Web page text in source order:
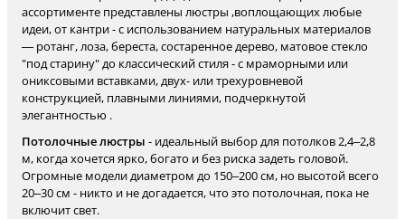
ассортименте представлены люстры ,воплощающих любые
идеи, от кантри - с использованием натуральных материалов
— ротанг, лоза, береста, состаренное дерево, матовое стекло
"под старину" до классический стиля - с мраморными или
ониксовыми вставками, двух- или трехуровневой
конструкцией, плавными линиями, подчеркнутой
элегантностью .
Потолочные люстры - идеальный выбор для потолков 2,4–2,8
м, когда хочется ярко, богато и без риска задеть головой.
Огромные модели диаметром до 150–200 см, но высотой всего
20–30 см - никто и не догадается, что это потолочная, пока не
включит свет.